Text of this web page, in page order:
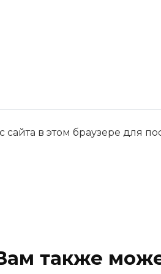
сайта в этом браузере для
также